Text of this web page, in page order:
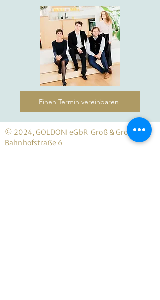
Einen Termin vereinbaren
© 2024, GOLDONI eGbR Groß & Groß
Bahnhofstraße 6